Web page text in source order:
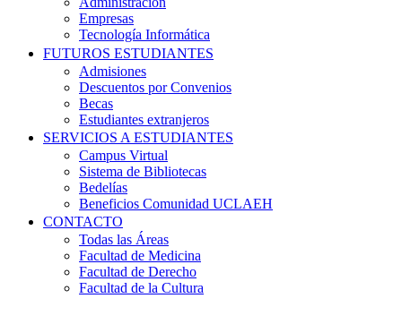
Empresas
Tecnología Informática
FUTUROS ESTUDIANTES
Admisiones
Descuentos por Convenios
Becas
Estudiantes extranjeros
SERVICIOS A ESTUDIANTES
Campus Virtual
Sistema de Bibliotecas
Bedelías
Beneficios Comunidad UCLAEH
CONTACTO
Todas las Áreas
Facultad de Medicina
Facultad de Derecho
Facultad de la Cultura